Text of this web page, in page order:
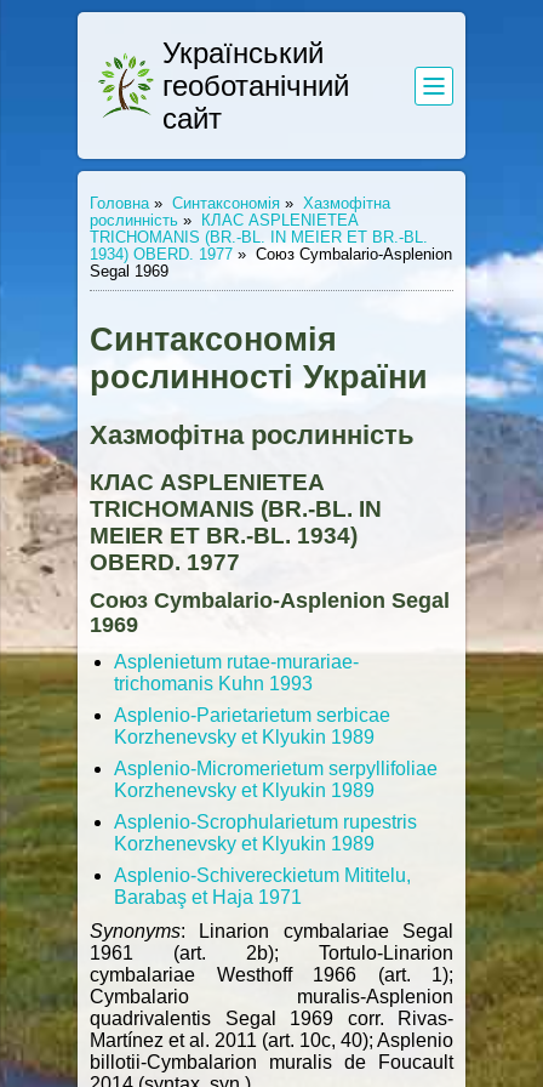
Український
геоботанічний
сайт
Головна » Синтаксономія » Хазмофітна
рослинність »
КЛАС ASPLENIETEA
TRICHOMANIS (BR.-BL. IN MEIER ET BR.-BL.
1934) OBERD. 1977 » Союз Cymbalario-Asplenion
Segal 1969
Синтаксономія
рослинності України
Хазмофітна рослинність
КЛАС ASPLENIETEA
TRICHOMANIS (BR.-BL. IN
MEIER ET BR.-BL. 1934)
OBERD. 1977
Союз Cymbalario-Asplenion Segal
1969
Asplenietum rutaе-murariae-
trichomanis Kuhn 1993
Asplenio-Parietarietum serbicae
Korzhenevsky et Klyukin 1989
Asplenio-Micromerietum serpyllifoliae
Korzhenevsky et Klyukin 1989
Asplenio-Scrophularietum rupestris
Korzhenevsky et Klyukin 1989
Asplenio-Schivereckietum Mititelu,
Barabaş et Haja 1971
Synonyms: Linarion cymbalariae Segal
1961 (art. 2b); Tortulo-Linarion
cymbalariae Westhoff 1966 (art. 1);
Cymbalario muralis-Asplenion
quadrivalentis Segal 1969 corr. Rivas-
Martínez et al. 2011 (art. 10c, 40); Asplenio
billotii-Cymbalarion muralis de Foucault